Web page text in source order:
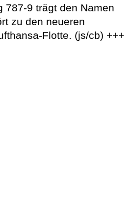
787-9 trägt den Namen
zu den neueren
Flotte. (js/cb) +++